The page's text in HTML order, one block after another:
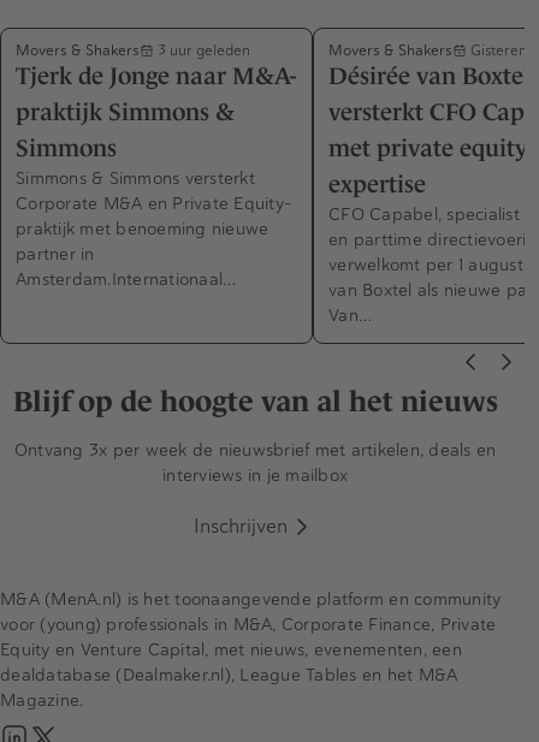
Movers & Shakers 3 uur geleden
Tjerk de Jonge naar M&A-
praktijk Simmons &
Simmons
Simmons & Simmons versterkt
Corporate M&A en Private Equity-
praktijk met benoeming nieuwe
partner in
Amsterdam.Internationaal…
Movers & Shakers Gisteren
Désirée van Boxtel
versterkt CFO
met private equity-
expertise
CFO Capabel, specialist
en parttime
verwelkomt per 1
van Boxtel als nieuwe
Van…
Blijf op de hoogte van al het nieuws
Ontvang 3x per week de nieuwsbrief met artikelen, deals en
interviews in je mailbox
Inschrijven
M&A (MenA.nl) is het toonaangevende platform en community
voor (young) professionals in M&A, Corporate Finance, Private
Equity en Venture Capital, met nieuws, evenementen, een
dealdatabase (Dealmaker.nl), League Tables en het M&A
Magazine.